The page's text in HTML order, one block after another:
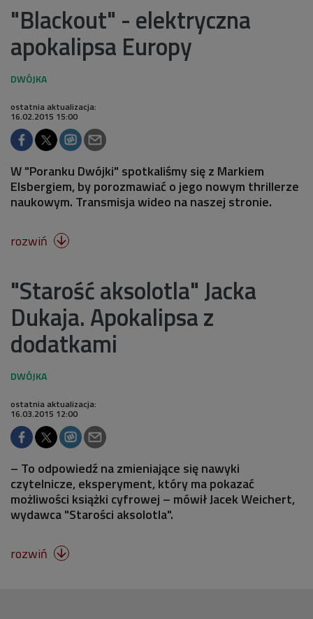
"Blackout" - elektryczna
apokalipsa Europy
ostatnia aktualizacja:
16.02.2015 15:00
W "Poranku Dwójki" spotkaliśmy się z Markiem
Elsbergiem, by porozmawiać o jego nowym thrillerze
naukowym. Transmisja wideo na naszej stronie.
rozwiń 
"Starość aksolotla" Jacka
Dukaja. Apokalipsa z
dodatkami
ostatnia aktualizacja:
16.03.2015 12:00
– To odpowiedź na zmieniające się nawyki
czytelnicze, eksperyment, który ma pokazać
możliwości książki cyfrowej – mówił Jacek Weichert,
wydawca "Starości aksolotla".
rozwiń 